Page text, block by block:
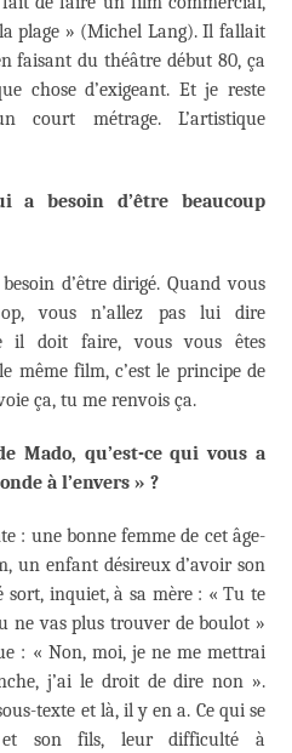
plage » (Michel Lang). Il fallait
faisant du théâtre début 80, ça
chose d’exigeant. Et je reste
court métrage. L’artistique
a besoin d’être beaucoup
d’être dirigé. Quand vous
vous n’allez pas lui dire
il doit faire, vous vous êtes
même film, c’est le principe de
ça, tu me renvois ça.
Mado, qu’est-ce qui vous a
à l’envers » ?
: une bonne femme de cet âge-
un enfant désireux d’avoir son
sort, inquiet, à sa mère : « Tu te
ne vas plus trouver de boulot »
: « Non, moi, je ne me mettrai
j’ai le droit de dire non ».
texte et là, il y en a. Ce qui se
et son fils, leur difficulté à